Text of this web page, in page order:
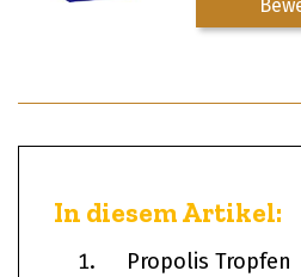
In diesem Artikel:
Propolis Tropfen